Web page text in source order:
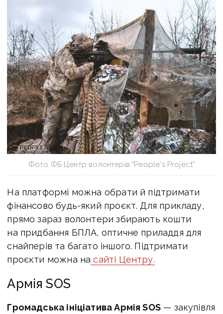
Фото ФБ Центр волонтерів "People's Project"
На платформі можна обрати й підтримати
фінансово будь-який проєкт. Для прикладу,
прямо зараз волонтери збирають кошти
на придбання БПЛА, оптичне приладдя для
снайперів та багато іншого. Підтримати
проєкти можна на сайті Центру.
Армія SOS
Громадська ініціатива Армія SOS— закупівля